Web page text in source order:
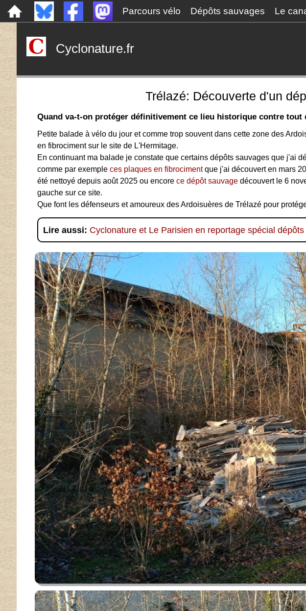
Parcours vélo Dépôts sauvages Le
Cyclonature.fr
Trélazé: Découverte d'un
Quand va-t-on protéger définitivement ce lieu historique contre tout
Petite balade à vélo du jour et comme trop souvent dans cette zone des
en fibrociment sur le site de L'Hermitage.
En continuant ma balade je constate que certains dépôts sauvages que j'ai
comme par exemple ces plaques en fibrocimentque j'ai découvert en mars
été nettoyé depuis août 2025 ou encore ce dépôt sauvagedécouvert le 6
gauche sur ce site.
Que font les défenseurs et amoureux des Ardoisuères de Trélazé pour
Lire aussi: Cyclonature et Le Parisien en reportage spécial